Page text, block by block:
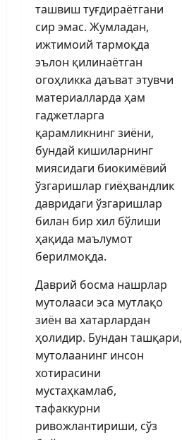
ташвиш туғдираётгани
сир эмас. Жумладан,
ижтимоий тармоқда
эълон қилинаётган
огоҳликка даъват этувчи
материалларда ҳам
гаджетларга
қарамликнинг зиёни,
бундай кишиларнинг
миясидаги биокимёвий
ўзгаришлар гиёҳвандлик
давридаги ўзгаришлар
билан бир хил бўлиши
ҳақида маълумот
берилмоқда.
Даврий босма нашрлар
мутолааси эса мутлақо
зиён ва хатарлардан
ҳолидир. Бундан ташқари,
мутолаанинг инсон
хотирасини
мустаҳкамлаб,
тафаккурни
ривожлантириши, сўз